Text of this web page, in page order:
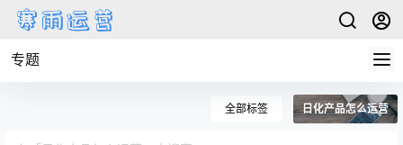
专题
全部标签 日化产品怎么运营